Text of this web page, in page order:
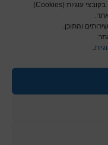
כדי לספק את החוויה הטובה ביותר, אנו משתמשים בקובצי עוגיות (Cookies)
והתוכן.
.